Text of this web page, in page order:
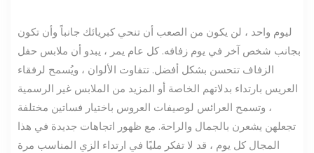
ليوم واحد ، لن يكون من الصعب أن تنحي كبريائك جانباً وأن تكون
بجانب شخص آخر في يوم زفافه. كل عام يمر ، يبدو أن ملابس حفل
الزفاف تتحسن بشكل أفضل. تتفاوت الألوان ، ويُسمح لرفقاء
العريس بارتداء بدلاتهم الخاصة أو المزيد من الملابس غير الرسمية
، وتسمح العرائس لوصيفات العروس باختيار فساتين مختلفة
تجعلهن يشعرن بالجمال والراحة. مع ظهور اتجاهات جديدة في هذا
المجال كل يوم ، قد لا تفكر مليًا في ارتداء الزي المناسب مرة